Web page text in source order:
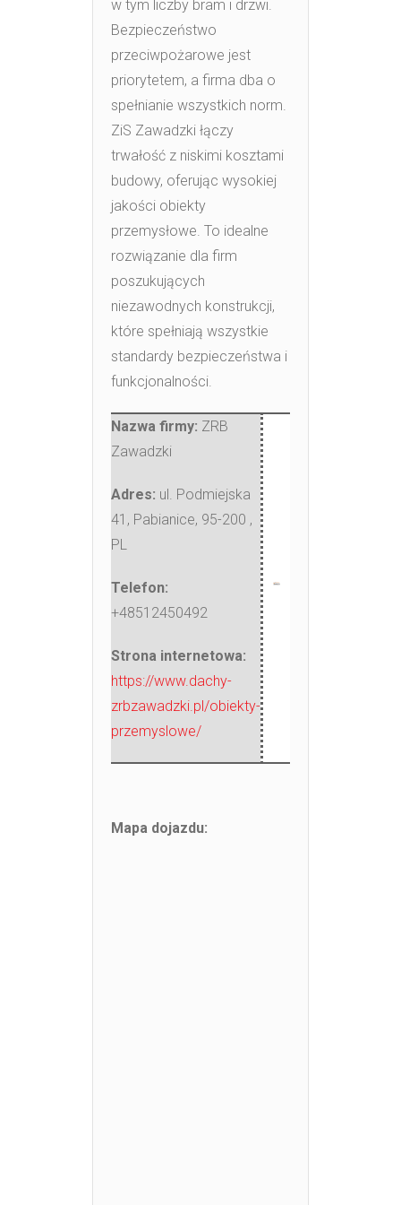
w tym liczby bram i drzwi.
Bezpieczeństwo
przeciwpożarowe jest
priorytetem, a firma dba o
spełnianie wszystkich norm.
ZiS Zawadzki łączy
trwałość z niskimi kosztami
budowy, oferując wysokiej
jakości obiekty
przemysłowe. To idealne
rozwiązanie dla firm
poszukujących
niezawodnych konstrukcji,
które spełniają wszystkie
standardy bezpieczeństwa i
funkcjonalności.
Nazwa firmy: ZRB
Zawadzki
Adres: ul. Podmiejska
41 , Pabianice, 95-200 ,
PL
Telefon:
+48512450492
Strona internetowa:
https://www.dachy-
zrbzawadzki.pl/obiekty-
przemyslowe/
Mapa dojazdu: